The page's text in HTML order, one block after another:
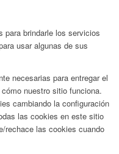
para brindarle los servicios
usar algunas de sus
necesarias para entregar el
nuestro sitio funciona.
cambiando la configuración
las cookies en este sitio
rechace las cookies cuando